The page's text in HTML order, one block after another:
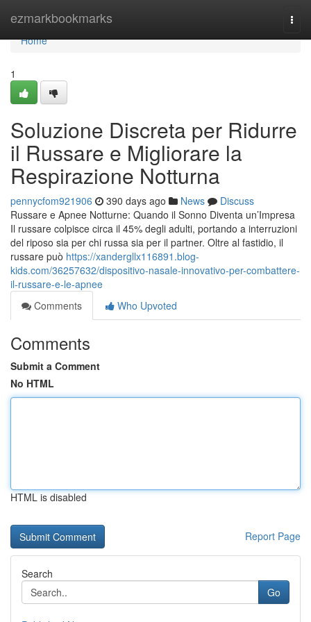
ezmarkbookmarks
Home
Home
1
Soluzione Discreta per Ridurre
il Russare e Migliorare la
Respirazione Notturna
pennycfom921906 390 days ago News
Discuss
Russare e Apnee Notturne: Quando il Sonno Diventa un’Impresa
Il russare colpisce circa il 45% degli adulti, portando a interruzioni
del riposo sia per chi russa sia per il partner. Oltre al fastidio, il
russare può https://xandergllx116891.blog-
kids.com/36257632/dispositivo-nasale-innovativo-per-combattere-
il-russare-e-le-apnee
Comments
Who Upvoted
Comments
Submit a Comment
No HTML
HTML is disabled
Report Page
Search
Go